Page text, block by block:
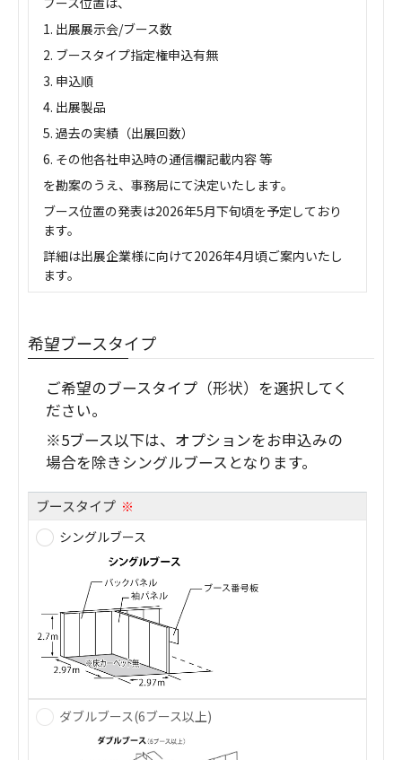
1. 出展展示会/ブース数
2. ブースタイプ指定権申込有無
3. 申込順
4. 出展製品
5. 過去の実績（出展回数）
6. その他各社申込時の通信欄記載内容 等
を勘案のうえ、事務局にて決定いたします。
ブース位置の発表は2026年5月下旬頃を予定しており
ます。
詳細は出展企業様に向けて2026年4月頃ご案内いたし
ます。
希望ブースタイプ
ご希望のブースタイプ（形状）を選択してく
ださい。
※5ブース以下は、オプションをお申込みの
場合を除きシングルブースとなります。
ブースタイプ ※
シングルブース
ダブルブース(6ブース以上)